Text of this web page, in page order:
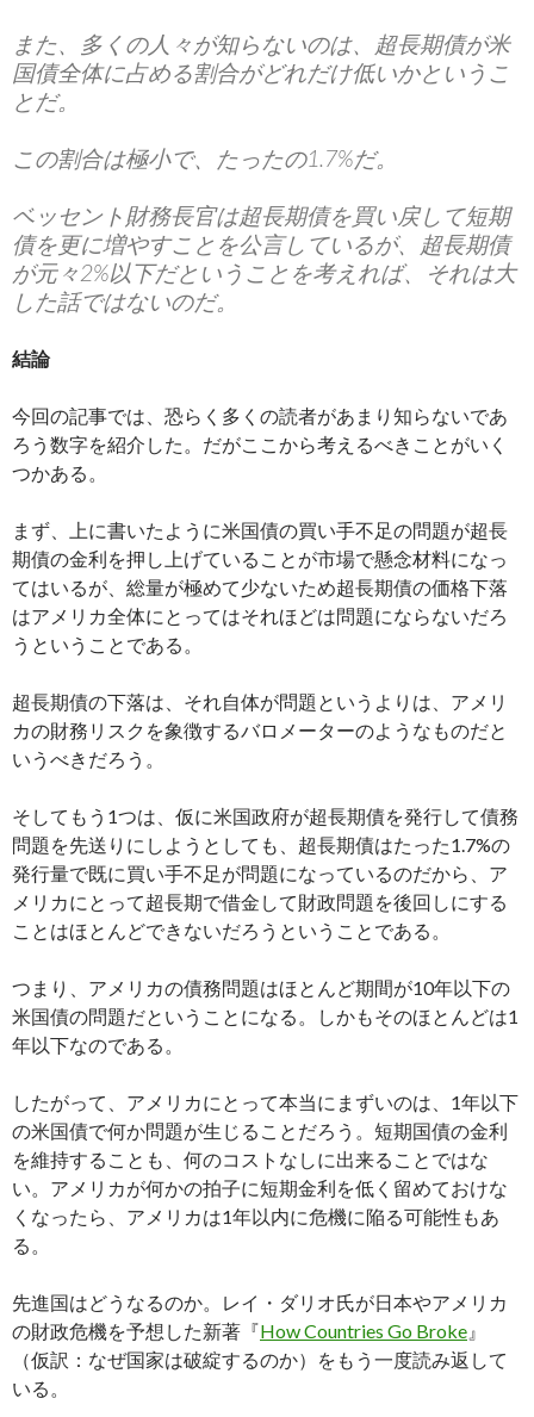
また、多くの人々が知らないのは、超長期債が米
国債全体に占める割合がどれだけ低いかというこ
とだ。
この割合は極小で、たったの1.7%だ。
ベッセント財務長官は超長期債を買い戻して短期
債を更に増やすことを公言しているが、超長期債
が元々2%以下だということを考えれば、それは大
した話ではないのだ。
結論
今回の記事では、恐らく多くの読者があまり知らないであ
ろう数字を紹介した。だがここから考えるべきことがいく
つかある。
まず、上に書いたように米国債の買い手不足の問題が超長
期債の金利を押し上げていることが市場で懸念材料になっ
てはいるが、総量が極めて少ないため超長期債の価格下落
はアメリカ全体にとってはそれほどは問題にならないだろ
うということである。
超長期債の下落は、それ自体が問題というよりは、アメリ
カの財務リスクを象徴するバロメーターのようなものだと
いうべきだろう。
そしてもう1つは、仮に米国政府が超長期債を発行して債務
問題を先送りにしようとしても、超長期債はたった1.7%の
発行量で既に買い手不足が問題になっているのだから、ア
メリカにとって超長期で借金して財政問題を後回しにする
ことはほとんどできないだろうということである。
つまり、アメリカの債務問題はほとんど期間が10年以下の
米国債の問題だということになる。しかもそのほとんどは1
年以下なのである。
したがって、アメリカにとって本当にまずいのは、1年以下
の米国債で何か問題が生じることだろう。短期国債の金利
を維持することも、何のコストなしに出来ることではな
い。アメリカが何かの拍子に短期金利を低く留めておけな
くなったら、アメリカは1年以内に危機に陥る可能性もあ
る。
先進国はどうなるのか。レイ・ダリオ氏が日本やアメリカ
の財政危機を予想した新著『How Countries Go Broke 』
（仮訳：なぜ国家は破綻するのか）をもう一度読み返して
いる。